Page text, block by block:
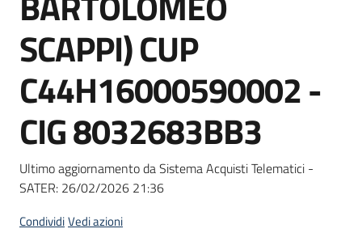
SCAPPI) CUP
C44H16000590002 -
CIG 8032683BB3
Ultimo aggiornamento da Sistema Acquisti Telematici -
SATER: 26/02/2026 21:36
CondividiVedi azioni